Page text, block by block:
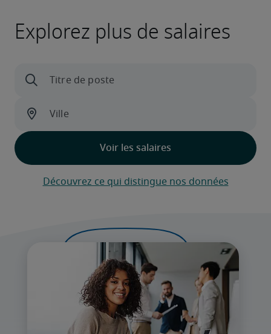
Explorez plus de salaires
Découvrez ce qui distingue nos données